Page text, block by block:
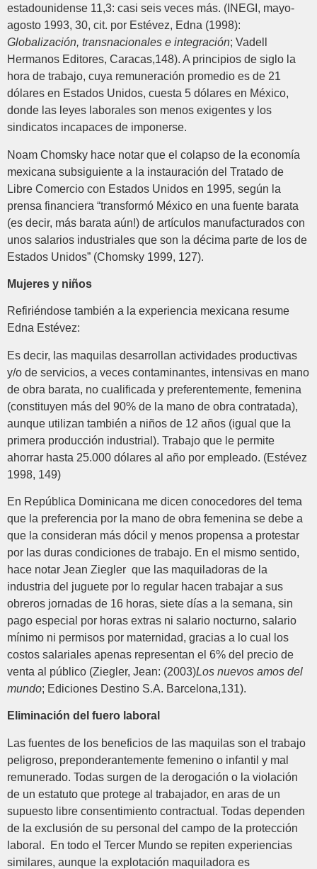
estadounidense 11,3: casi seis veces más. (INEGI, mayo-
agosto 1993, 30, cit. por Estévez, Edna (1998):
Globalización, transnacionales e integración; Vadell
Hermanos Editores, Caracas,148). A principios de siglo la
hora de trabajo, cuya remuneración promedio es de 21
dólares en Estados Unidos, cuesta 5 dólares en México,
donde las leyes laborales son menos exigentes y los
sindicatos incapaces de imponerse.
Noam Chomsky hace notar que el colapso de la economía
mexicana subsiguiente a la instauración del Tratado de
Libre Comercio con Estados Unidos en 1995, según la
prensa financiera “transformó México en una fuente barata
(es decir, más barata aún!) de artículos manufacturados con
unos salarios industriales que son la décima parte de los de
Estados Unidos” (Chomsky 1999, 127).
Mujeres y niños
Refiriéndose también a la experiencia mexicana resume
Edna Estévez:
Es decir, las maquilas desarrollan actividades productivas
y/o de servicios, a veces contaminantes, intensivas en mano
de obra barata, no cualificada y preferentemente, femenina
(constituyen más del 90% de la mano de obra contratada),
aunque utilizan también a niños de 12 años (igual que la
primera producción industrial). Trabajo que le permite
ahorrar hasta 25.000 dólares al año por empleado. (Estévez
1998, 149)
En República Dominicana me dicen conocedores del tema
que la preferencia por la mano de obra femenina se debe a
que la consideran más dócil y menos propensa a protestar
por las duras condiciones de trabajo. En el mismo sentido,
hace notar Jean Ziegler que las maquiladoras de la
industria del juguete por lo regular hacen trabajar a sus
obreros jornadas de 16 horas, siete días a la semana, sin
pago especial por horas extras ni salario nocturno, salario
mínimo ni permisos por maternidad, gracias a lo cual los
costos salariales apenas representan el 6% del precio de
venta al público (Ziegler, Jean: (2003)Los nuevos amos del
mundo; Ediciones Destino S.A. Barcelona,131).
Eliminación del fuero laboral
Las fuentes de los beneficios de las maquilas son el trabajo
peligroso, preponderantemente femenino o infantil y mal
remunerado. Todas surgen de la derogación o la violación
de un estatuto que protege al trabajador, en aras de un
supuesto libre consentimiento contractual. Todas dependen
de la exclusión de su personal del campo de la protección
laboral. En todo el Tercer Mundo se repiten experiencias
similares, aunque la explotación maquiladora es